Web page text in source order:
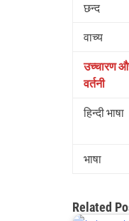
छन्द
वाच्य
उच्चारण
वर्तनी
हिन्दी भाषा
भाषा
Related